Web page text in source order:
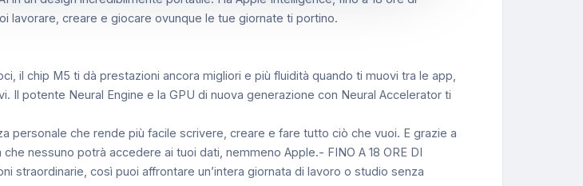
lavorare, creare e giocare ovunque le tue giornate ti portino.
il chip M5 ti dà prestazioni ancora migliori e più fluidità quando ti muovi tra le app,
Il potente Neural Engine e la GPU di nuova generazione con Neural Accelerator ti
personale che rende più facile scrivere, creare e fare tutto ciò che vuoi. E grazie a
nessuno potrà accedere ai tuoi dati, nemmeno Apple.- FINO A 18 ORE DI
straordinarie, così puoi affrontare un’intera giornata di lavoro o studio senza